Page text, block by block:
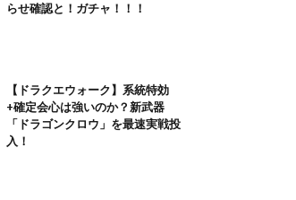
らせ確認と！ガチャ！！！
【ドラクエウォーク】系統特効
+確定会心は強いのか？新武器
「ドラゴンクロウ」を最速実戦投
入！